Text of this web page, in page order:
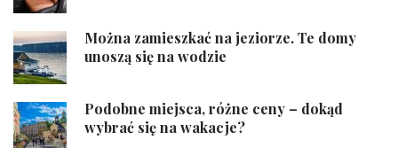
Można zamieszkać na jeziorze. Te domy
unoszą się na wodzie
Podobne miejsca, różne ceny – dokąd
wybrać się na wakacje?